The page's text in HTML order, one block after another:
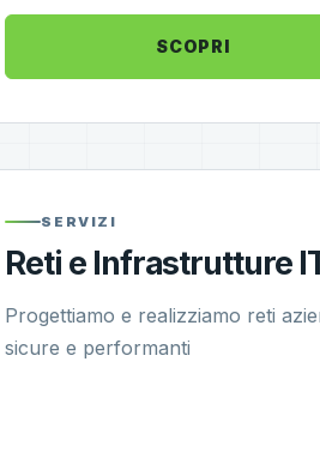
SCOPRI
SERVIZI
Reti e Infrastrutture
Progettiamo e realizziamo reti
sicure e performanti